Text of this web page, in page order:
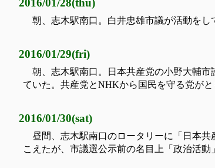
2016/01/28(thu)
朝、志木駅南口。白井忠雄市議が活動を
2016/01/29(fri)
朝、志木駅南口。日本共産党の小野大輔
ていた。共産党とNHKから国民を守る党が
2016/01/30(sat)
昼間、志木駅南口のロータリーに「日本
こえたが、市議選公示前の名目上「政治活動